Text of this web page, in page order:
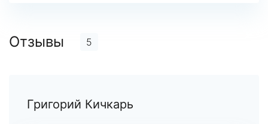
Отзывы 5
Григорий Кичкарь